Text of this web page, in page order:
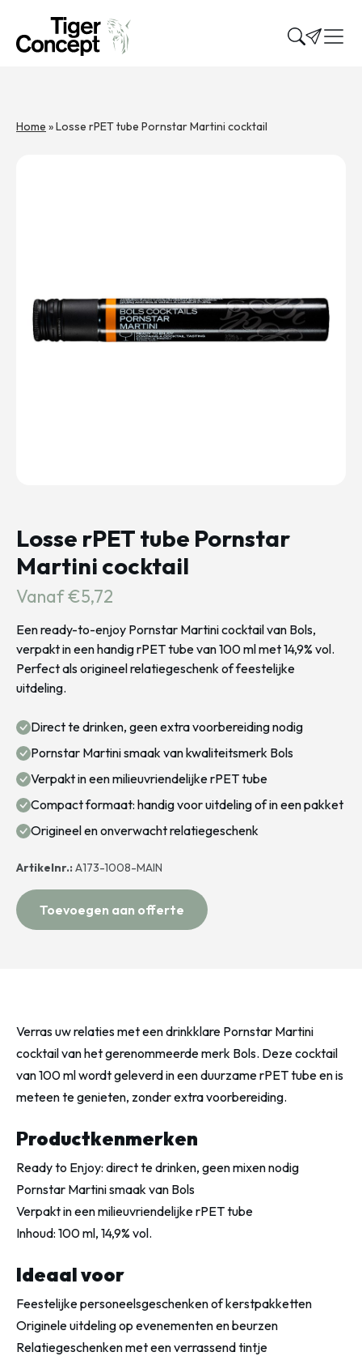
Home »Losse rPET tube Pornstar Martini cocktail
Losse rPET tube Pornstar
Martini cocktail
Vanaf €5,72
Een ready-to-enjoy Pornstar Martini cocktail van Bols,
verpakt in een handig rPET tube van 100 ml met 14,9% vol.
Perfect als origineel relatiegeschenk of feestelijke
uitdeling.
Direct te drinken, geen extra voorbereiding nodig
Pornstar Martini smaak van kwaliteitsmerk Bols
Verpakt in een milieuvriendelijke rPET tube
Compact formaat: handig voor uitdeling of in een pakket
Origineel en onverwacht relatiegeschenk
Artikelnr.:A173-1008-MAIN
Toevoegen aan offerte
Verras uw relaties met een drinkklare Pornstar Martini
cocktail van het gerenommeerde merk Bols. Deze cocktail
van 100 ml wordt geleverd in een duurzame rPET tube en is
meteen te genieten, zonder extra voorbereiding.
Productkenmerken
Ready to Enjoy: direct te drinken, geen mixen nodig
Pornstar Martini smaak van Bols
Verpakt in een milieuvriendelijke rPET tube
Inhoud: 100 ml, 14,9% vol.
Ideaal voor
Feestelijke personeelsgeschenken of kerstpakketten
Originele uitdeling op evenementen en beurzen
Relatiegeschenken met een verrassend tintje